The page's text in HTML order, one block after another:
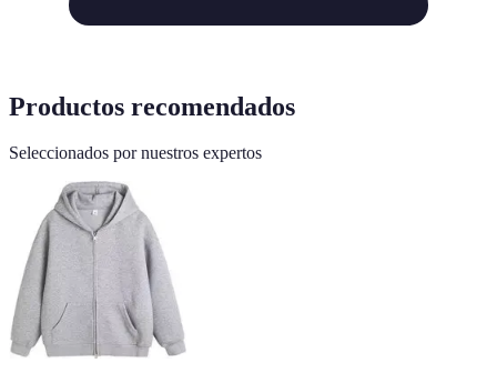
Productos recomendados
Seleccionados por nuestros expertos